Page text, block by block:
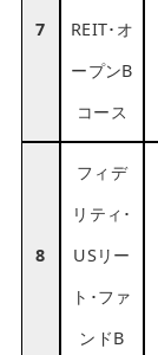
7
REIT･オ
ープンB
コース
8
フィデ
リティ･
USリー
ト･ファ
ンドB